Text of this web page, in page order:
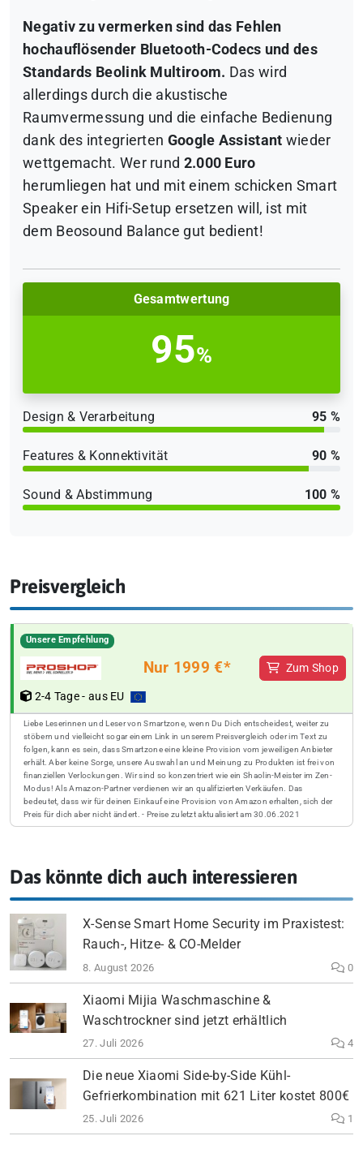
Negativ zu vermerken sind das Fehlen
hochauflösender Bluetooth-Codecs und des
Standards Beolink Multiroom. Das wird
allerdings durch die akustische
Raumvermessung und die einfache Bedienung
dank des integrierten Google Assistant wieder
wettgemacht. Wer rund 2.000 Euro
herumliegen hat und mit einem schicken Smart
Speaker ein Hifi-Setup ersetzen will, ist mit
dem Beosound Balance gut bedient!
Gesamtwertung
95%
Design & Verarbeitung 95 %
Features & Konnektivität 90 %
Sound & Abstimmung 100 %
Preisvergleich
Unsere Empfehlung
Nur 1999 €* Zum Shop
2-4 Tage - aus EU
Liebe Leserinnen und Leser von Smartzone, wenn Du Dich entscheidest, weiter zu
stöbern und vielleicht sogar einem Link in unserem Preisvergleich oder im Text zu
folgen, kann es sein, dass Smartzone eine kleine Provision vom jeweiligen Anbieter
erhält. Aber keine Sorge, unsere Auswahl an und Meinung zu Produkten ist frei von
finanziellen Verlockungen. Wir sind so konzentriert wie ein Shaolin-Meister im Zen-
Modus! Als Amazon-Partner verdienen wir an qualifizierten Verkäufen. Das
bedeutet, dass wir für deinen Einkauf eine Provision von Amazon erhalten, sich der
Preis für dich aber nicht ändert. - Preise zuletzt aktualisiert am 30.06.2021
Das könnte dich auch interessieren
X-Sense Smart Home Security im Praxistest:
Rauch-, Hitze- & CO-Melder
8. August 2026 0
Xiaomi Mijia Waschmaschine &
Waschtrockner sind jetzt erhältlich
27. Juli 2026 4
Die neue Xiaomi Side-by-Side Kühl-
Gefrierkombination mit 621 Liter kostet 800€
25. Juli 2026 1